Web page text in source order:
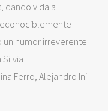
dando vida a
un humor irreverente
Ferro, Alejandro Ini